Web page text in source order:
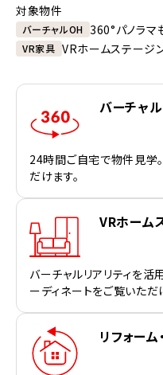
対象物件
バーチャルOH 360°パノラマ
VR家具 VRホームステージ
バーチャ
24時間ご自宅で物件見学
だけます。
VRホーム
バーチャルリアリティを活
ーディネートをご覧いただ
リフォー